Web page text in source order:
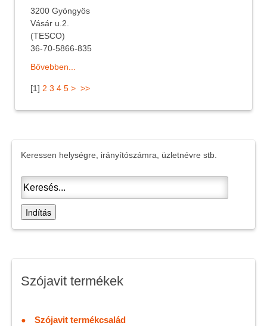
3200 Gyöngyös
Vásár u.2.
(TESCO)
36-70-5866-835
Bővebben...
[1] 2 3 4 5 > >>
Keressen helységre, irányítószámra, üzletnévre stb.
Indítás
Szójavit termékek
Szójavit termékcsalád